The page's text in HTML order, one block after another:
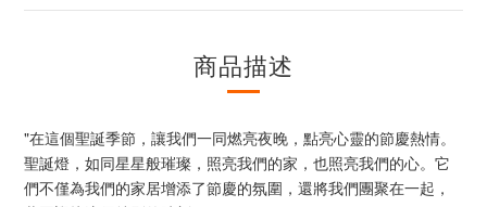
商品描述
"在這個聖誕季節，讓我們一同燃亮夜晚，點亮心靈的節慶熱情。
聖誕燈，如同星星般璀璨，照亮我們的家，也照亮我們的心。它
們不僅為我們的家居增添了節慶的氛圍，還將我們團聚在一起，